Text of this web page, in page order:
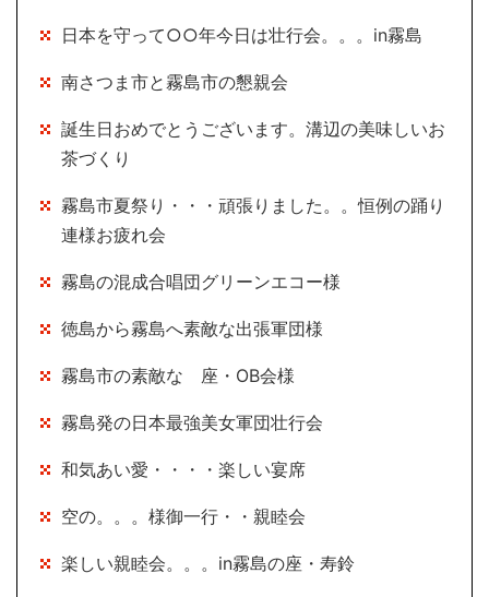
日本を守って○○年今日は壮行会。。。in霧島
南さつま市と霧島市の懇親会
誕生日おめでとうございます。溝辺の美味しいお
茶づくり
霧島市夏祭り・・・頑張りました。。恒例の踊り
連様お疲れ会
霧島の混成合唱団グリーンエコー様
徳島から霧島へ素敵な出張軍団様
霧島市の素敵な 座・OB会様
霧島発の日本最強美女軍団壮行会
和気あい愛・・・・楽しい宴席
空の。。。様御一行・・親睦会
楽しい親睦会。。。in霧島の座・寿鈴